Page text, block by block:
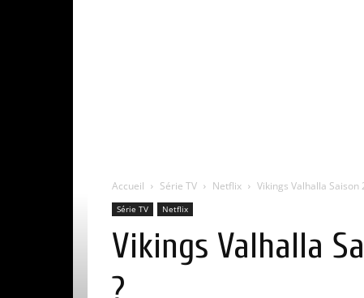
Accueil Série TV Netflix Vikings Valhalla
Série TV Netflix
Vikings Valhalla
?